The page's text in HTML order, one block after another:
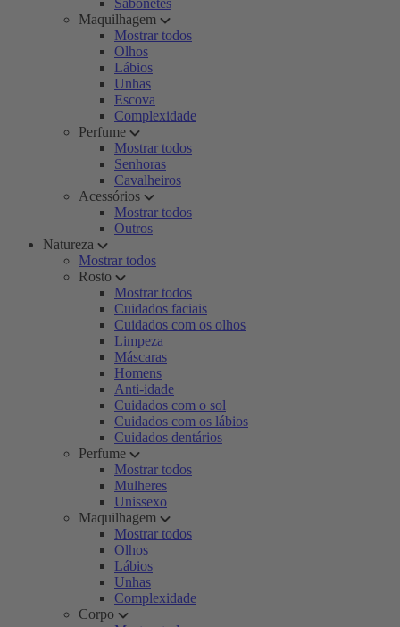
Sabonetes
Maquilhagem
Mostrar todos
Olhos
Lábios
Unhas
Escova
Complexidade
Perfume
Mostrar todos
Senhoras
Cavalheiros
Acessórios
Mostrar todos
Outros
Natureza
Mostrar todos
Rosto
Mostrar todos
Cuidados faciais
Cuidados com os olhos
Limpeza
Máscaras
Homens
Anti-idade
Cuidados com o sol
Cuidados com os lábios
Cuidados dentários
Perfume
Mostrar todos
Mulheres
Unissexo
Maquilhagem
Mostrar todos
Olhos
Lábios
Unhas
Complexidade
Corpo